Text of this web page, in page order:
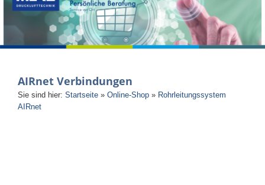
AIRnet Verbindungen
Sie sind hier: Startseite » Online-Shop » Rohrleitungssystem
AIRnet